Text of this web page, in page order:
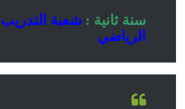
سنة ثانية : شعبة التدريب
الرياضي